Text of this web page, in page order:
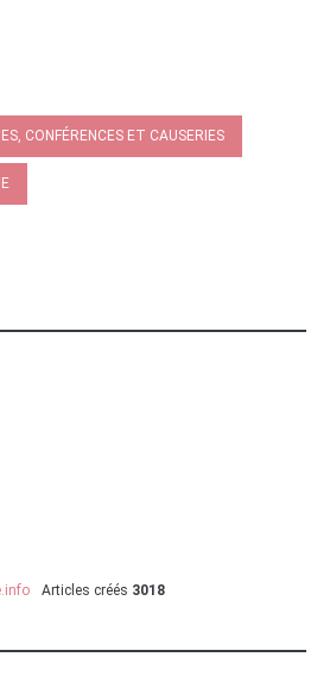
CONFÉRENCES ET CAUSERIES
Articles créés 3018